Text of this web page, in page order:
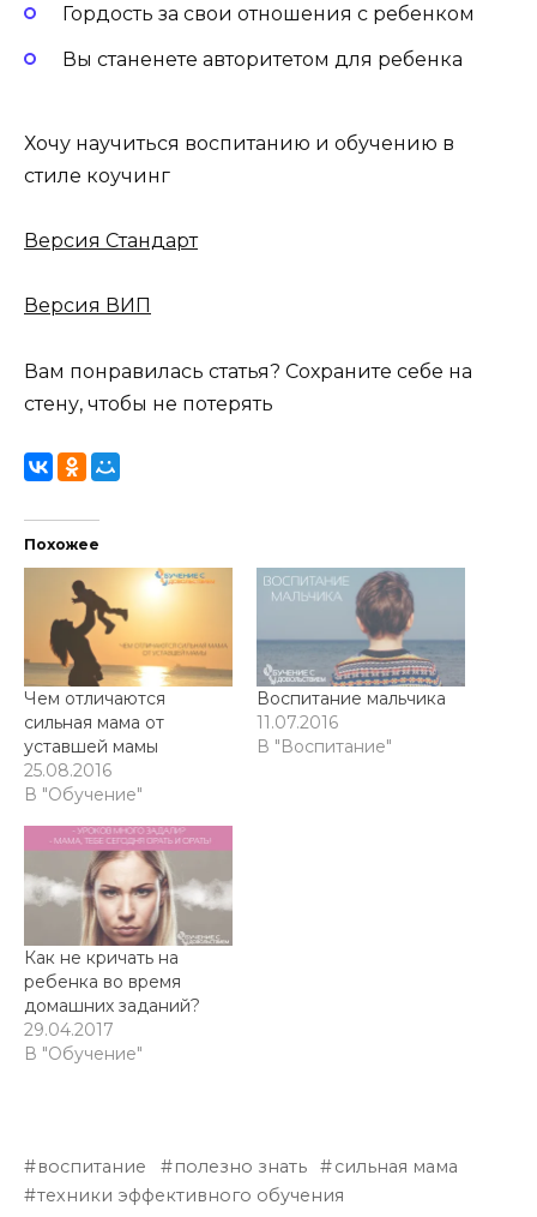
Гордость за свои отношения с ребенком
Вы станенете авторитетом для ребенка
Хочу научиться воспитанию и обучению в
стиле коучинг
Версия Стандарт
Версия ВИП
Вам понравилась статья? Сохраните себе на
стену, чтобы не потерять
Похожее
Чем отличаются
сильная мама от
уставшей мамы
25.08.2016
В "Обучение"
Воспитание мальчика
11.07.2016
В "Воспитание"
Как не кричать на
ребенка во время
домашних заданий?
29.04.2017
В "Обучение"
воспитание полезно знать
сильная мама
техники эффективного обучения